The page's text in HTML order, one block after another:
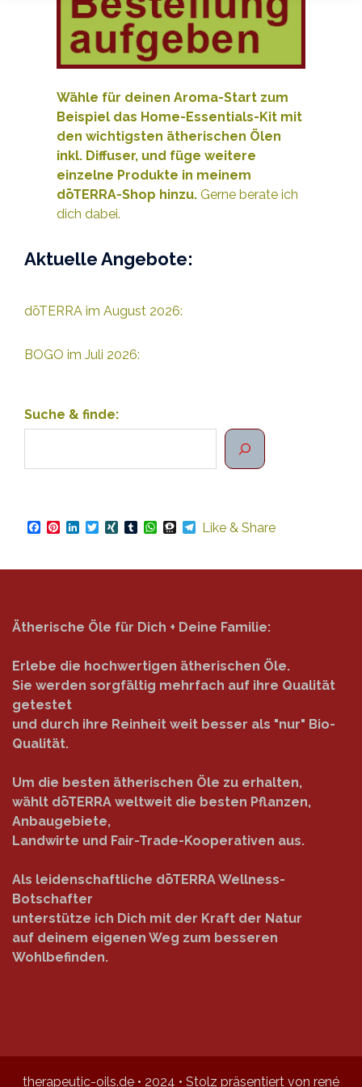
Wähle für deinen Aroma-Start zum
Beispiel das Home-Essentials-Kit mit
den wichtigsten ätherischen Ölen
inkl. Diffuser, und füge weitere
einzelne Produkte in meinem
dōTERRA-Shop hinzu. Gerne berate ich
dich dabei.
Aktuelle Angebote:
dōTERRA im August 2026:
BOGO im Juli 2026:
Suche & finde:
Facebook
Pinterest
LinkedIn
TwitterXINGTumblrWhatsApp
ThreemaTelegram
Like & Share
Ätherische Öle für Dich + Deine Familie:
Erlebe die hochwertigen ätherischen Öle.
Sie werden sorgfältig mehrfach auf ihre Qualität
getestet
und durch ihre Reinheit weit besser als "nur" Bio-
Qualität.
Um die besten ätherischen Öle zu erhalten,
wählt dōTERRA weltweit die besten Pflanzen,
Anbaugebiete,
Landwirte und Fair-Trade-Kooperativen aus.
Als leidenschaftliche dōTERRA Wellness-
Botschafter
unterstütze ich Dich mit der Kraft der Natur
auf deinem eigenen Weg zum besseren
Wohlbefinden.
therapeutic-oils.de • 2024 • Stolz präsentiert von rené